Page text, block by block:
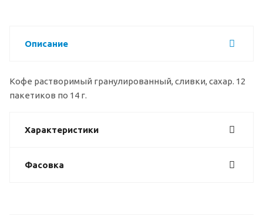
Описание
Кофе растворимый гранулированный, сливки, сахар. 12
пакетиков по 14 г.
Характеристики
Фасовка